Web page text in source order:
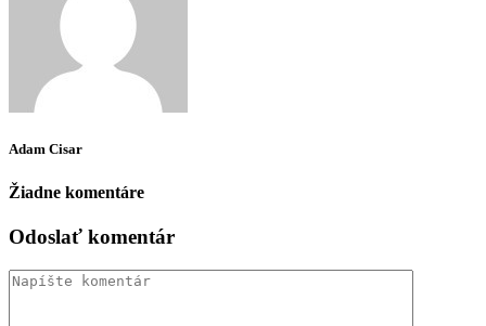
Adam Cisar
Žiadne komentáre
Odoslať komentár